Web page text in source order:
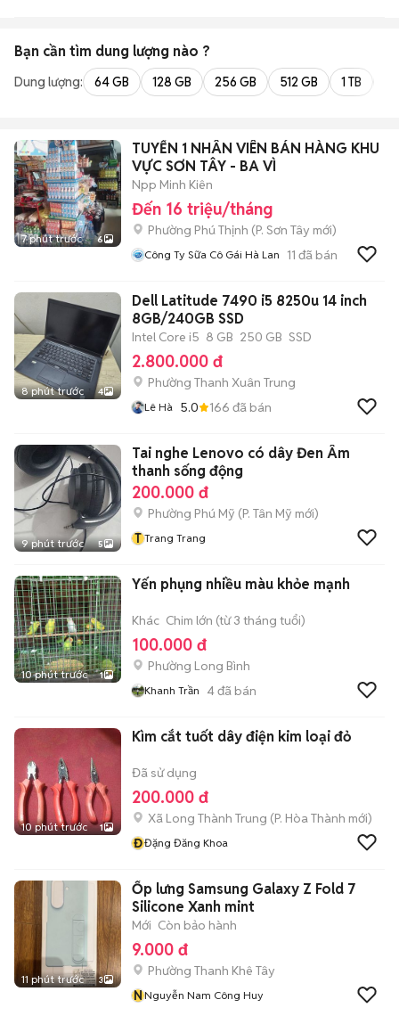
Bạn cần tìm dung lượng nào ?
Dung lượng: 64 GB 128 GB 256 GB 512 GB 1 TB
7 phút trước 6
TUYỂN 1 NHÂN VIÊN BÁN HÀNG KHU
VỰC SƠN TÂY - BA VÌ
Npp Minh Kiên
Đến 16 triệu/tháng
Phường Phú Thịnh (P. Sơn Tây mới)
Công Ty Sữa Cô Gái Hà Lan 11 đã bán
8 phút trước 4
Dell Latitude 7490 i5 8250u 14 inch
8GB/240GB SSD
Intel Core i5 8 GB 250 GB SSD
2.800.000 đ
Phường Thanh Xuân Trung
Lê Hà 5.0 166 đã bán
9 phút trước 5
Tai nghe Lenovo có dây Đen Âm
thanh sống động
200.000 đ
Phường Phú Mỹ (P. Tân Mỹ mới)
T Trang Trang
10 phút trước 1
Yến phụng nhiều màu khỏe mạnh
Khác Chim lớn (từ 3 tháng tuổi)
100.000 đ
Phường Long Bình
Khanh Trần 4đã bán
10 phút trước 1
Kìm cắt tuốt dây điện kim loại đỏ
Đã sử dụng
200.000 đ
Xã Long Thành Trung (P. Hòa Thành mới)
ĐĐặng Đăng Khoa
11 phút trước 3
Ốp lưng Samsung Galaxy Z Fold 7
Silicone Xanh mint
Mới Còn bảo hành
9.000 đ
Phường Thanh Khê Tây
NNguyễn Nam Công Huy